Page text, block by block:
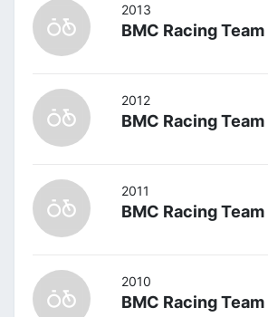
2013
BMC Racing Team
2012
BMC Racing Team
2011
BMC Racing Team
2010
BMC Racing Team